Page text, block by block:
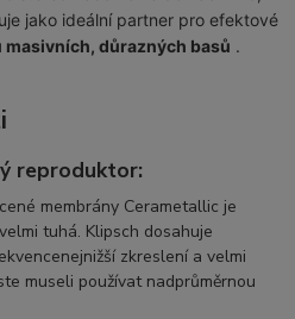
jako ideální partner pro efektové
důrazných basů .
reproduktor:
membrány Cerametallic je
tuhá. Klipsch dosahuje
zkreslení a velmi
museli používat nadprůměrnou